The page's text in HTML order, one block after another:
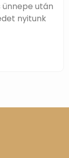
után
nyitunk